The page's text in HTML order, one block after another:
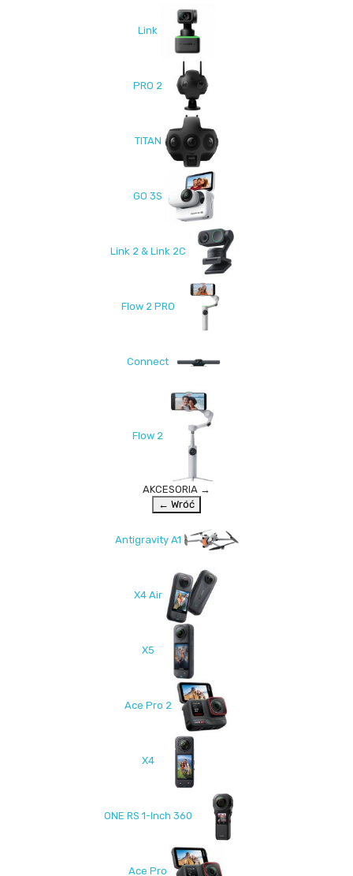
Link
PRO 2
TITAN
GO 3S
Link 2 & Link 2C
Flow 2 PRO
Connect
Flow 2
AKCESORIA →
← Wróć
Antigravity A1
X4 Air
X5
Ace Pro 2
X4
ONE RS 1-Inch 360
Ace Pro